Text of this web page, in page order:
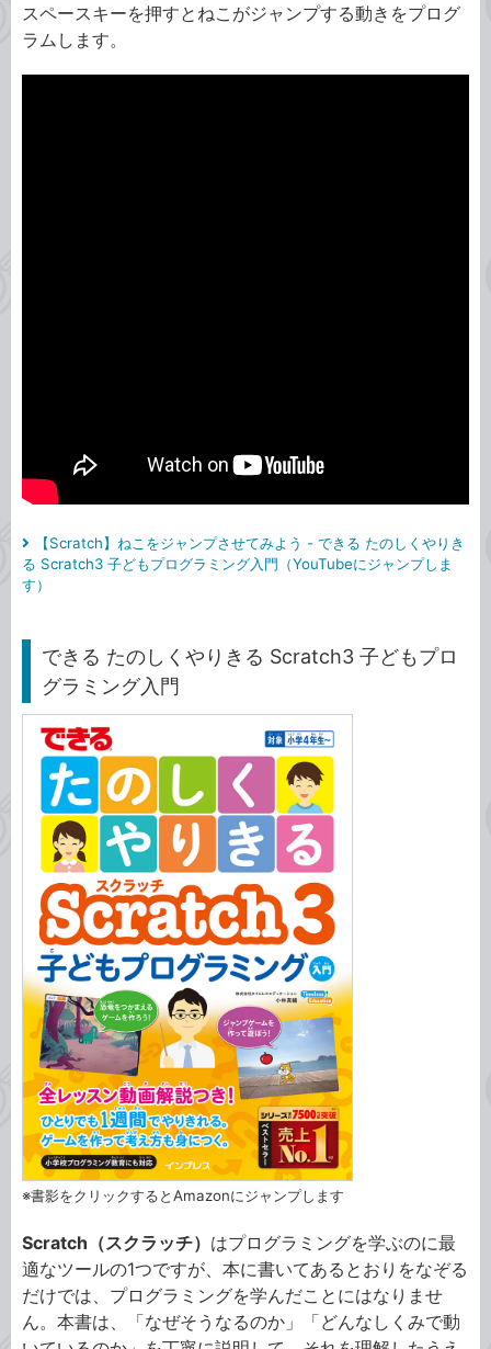
スペースキーを押すとねこがジャンプする動きをプログ
ラムします。
【Scratch】ねこをジャンプさせてみよう - できる たのしくやりき
る Scratch3 子どもプログラミング入門（YouTubeにジャンプしま
す）
できる たのしくやりきる Scratch3 子どもプロ
グラミング入門
※書影をクリックするとAmazonにジャンプします
Scratch（スクラッチ） はプログラミングを学ぶのに最
適なツールの1つですが、本に書いてあるとおりをなぞる
だけでは、プログラミングを学んだことにはなりませ
ん。本書は、「なぜそうなるのか」「どんなしくみで動